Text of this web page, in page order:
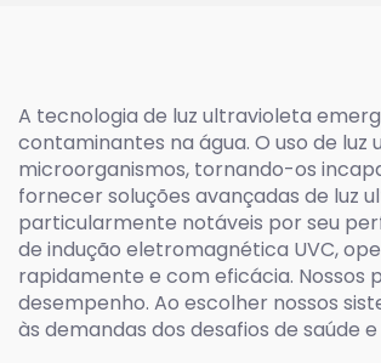
A tecnologia de luz ultravioleta
contaminantes na água. O uso de
microorganismos, tornando-os
fornecer soluções avançadas de luz
particularmente notáveis por seu
de indução eletromagnética UVC,
rapidamente e com eficácia.
desempenho. Ao escolher nossos
às demandas dos desafios de saúde